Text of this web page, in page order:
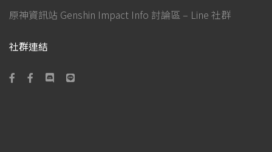
原神資訊站 Genshin Impact Info 討論區 – Line 社群
社群連結